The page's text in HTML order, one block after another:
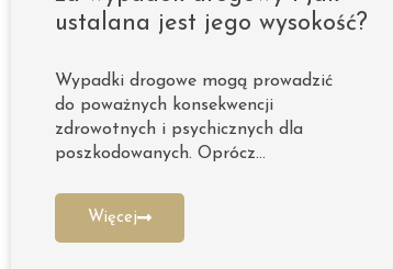
ustalana jest jego wysokość?
Wypadki drogowe mogą prowadzić
do poważnych konsekwencji
zdrowotnych i psychicznych dla
poszkodowanych. Oprócz…
Więcej